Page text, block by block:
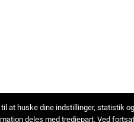
at huske dine indstillinger, statistik
deles med tredjepart. Ved